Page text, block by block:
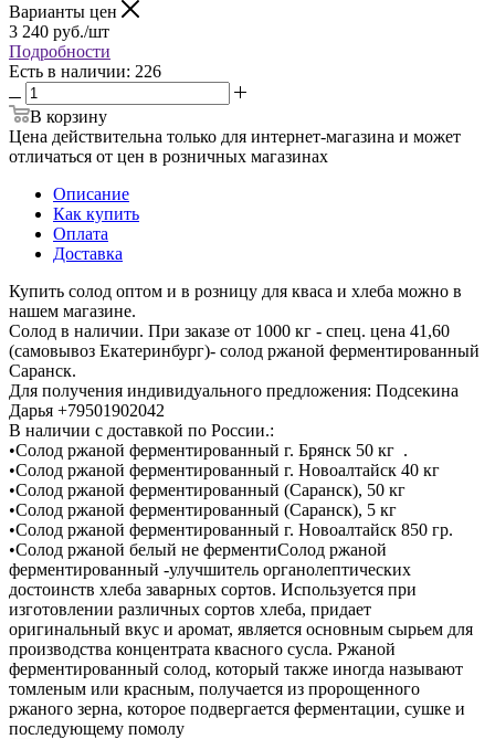
Варианты цен
3 240 руб./шт
Подробности
Есть в наличии: 226
В корзину
Цена действительна только для интернет-магазина и может
отличаться от цен в розничных магазинах
Описание
Как купить
Оплата
Доставка
Купить солод оптом и в розницу для кваса и хлеба можно в
нашем магазине.
Солод в наличии. При заказе от 1000 кг - спец. цена 41,60
(самовывоз Екатеринбург)- солод ржаной ферментированный
Саранск.
Для получения индивидуального предложения: Подсекина
Дарья +79501902042
В наличии с доставкой по России.:
•Солод ржаной ферментированный г. Брянск 50 кг .
•Солод ржаной ферментированный г. Новоалтайск 40 кг
•Солод ржаной ферментированный (Саранск), 50 кг
•Солод ржаной ферментированный (Саранск), 5 кг
•Солод ржаной ферментированный г. Новоалтайск 850 гр.
•Солод ржаной белый не ферментиСолод ржаной
ферментированный -улучшитель органолептических
достоинств хлеба заварных сортов. Используется при
изготовлении различных сортов хлеба, придает
оригинальный вкус и аромат, является основным сырьем для
производства концентрата квасного сусла. Ржаной
ферментированный солод, который также иногда называют
томленым или красным, получается из пророщенного
ржаного зерна, которое подвергается ферментации, сушке и
последующему помолу